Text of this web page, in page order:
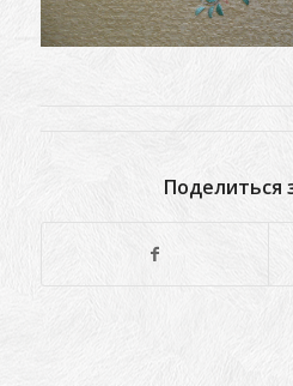
Поделиться